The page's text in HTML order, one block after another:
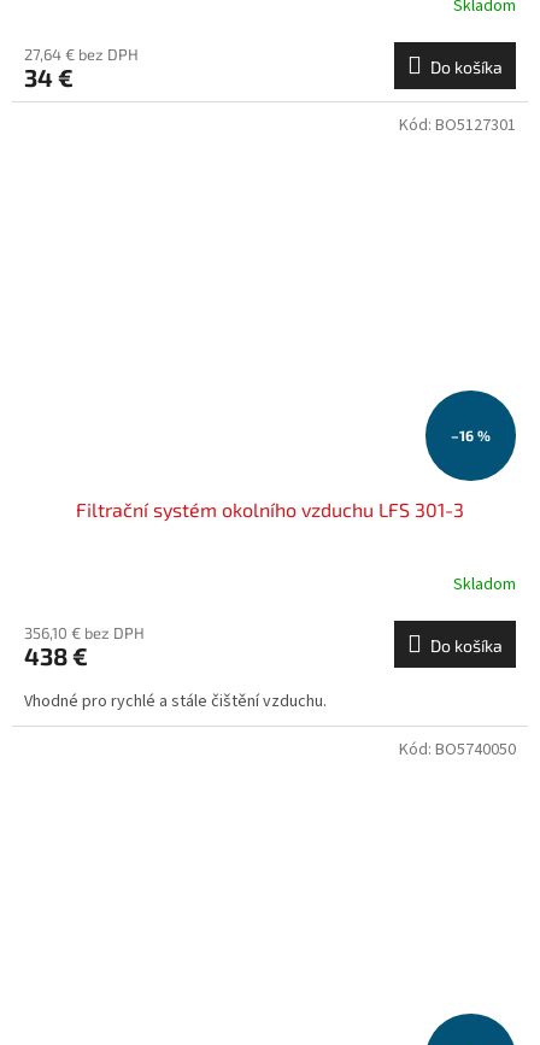
Skladom
27,64 € bez DPH
34 € Do košíka
–16 %
Filtrační systém okolního vzduchu LFS 301-3
Skladom
356,10 € bez DPH
438 € Do košíka
Vhodné pro rychlé a stále čištění vzduchu.
Kód: BO5127301
Kód: BO5740050